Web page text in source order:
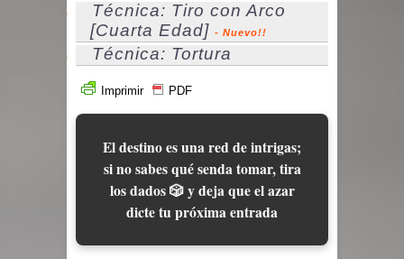
Técnica: Tiro con Arco
[Cuarta Edad] - Nuevo!!
Técnica: Tortura
Imprimir PDF
El destino es una red de intrigas;
si no sabes qué senda tomar, tira
los dados 🎲 y deja que el azar
dicte tu próxima entrada